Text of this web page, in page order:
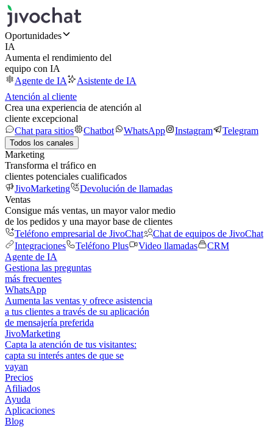
Oportunidades
IA
Aumenta el rendimiento del
equipo con IA
Agente de IA
Asistente de IA
Atención al cliente
Crea una experiencia de atención al
cliente excepcional
Chat para sitios
Chatbot WhatsApp Instagram Telegram
Todos los canales
Marketing
Transforma el tráfico en
clientes potenciales cualificados
JivoMarketing
Devolución de llamadas
Ventas
Consigue más ventas, un mayor valor medio
de los pedidos y una mayor base de clientes
Teléfono empresarial de JivoChat
Chat de equipos de JivoChat
Integraciones
Teléfono Plus Video llamadas
CRM
Agente de IA
Gestiona las preguntas
más frecuentes
WhatsApp
Aumenta las ventas y ofrece asistencia
a tus clientes a través de su aplicación
de mensajería preferida
JivoMarketing
Capta la atención de tus visitantes:
capta su interés antes de que se
vayan
Precios
Afiliados
Ayuda
Aplicaciones
Blog